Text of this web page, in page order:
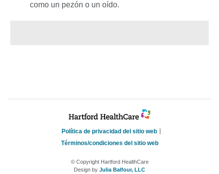
como un pezón o un oído.
Política de privacidad del sitio web
Términos/condiciones del sitio web
© Copyright Hartford HealthCare
Design by Julia Balfour, LLC